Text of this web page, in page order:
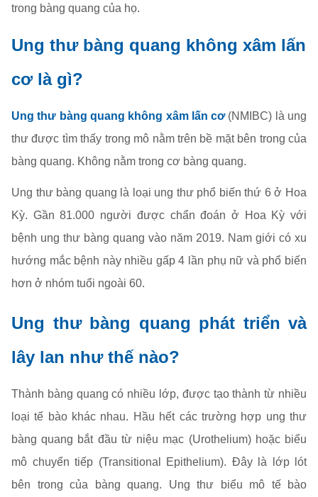
trong bàng quang của họ.
Ung thư bàng quang không xâm lấn
cơ là gì?
Ung thư bàng quang không xâm lấn cơ(NMIBC) là ung
thư được tìm thấy trong mô nằm trên bề mặt bên trong của
bàng quang. Không nằm trong cơ bàng quang.
Ung thư bàng quang là loại ung thư phổ biến thứ 6 ở Hoa
Kỳ. Gần 81.000 người được chẩn đoán ở Hoa Kỳ với
bệnh ung thư bàng quang vào năm 2019. Nam giới có xu
hướng mắc bệnh này nhiều gấp 4 lần phụ nữ và phổ biến
hơn ở nhóm tuổi ngoài 60.
Ung thư bàng quang phát triển và
lây lan như thế nào?
Thành bàng quang có nhiều lớp, được tạo thành từ nhiều
loại tế bào khác nhau. Hầu hết các trường hợp ung thư
bàng quang bắt đầu từ niệu mạc (Urothelium) hoặc biểu
mô chuyển tiếp (Transitional Epithelium). Đây là lớp lót
bên trong của bàng quang. Ung thư biểu mô tế bào